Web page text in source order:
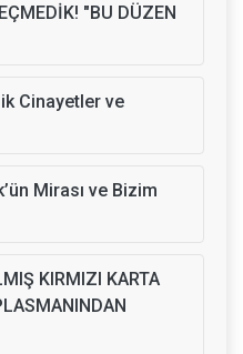
"BU DÜZEN
Cinayetler ve
Mirası ve Bizim
KIRMIZI KARTA